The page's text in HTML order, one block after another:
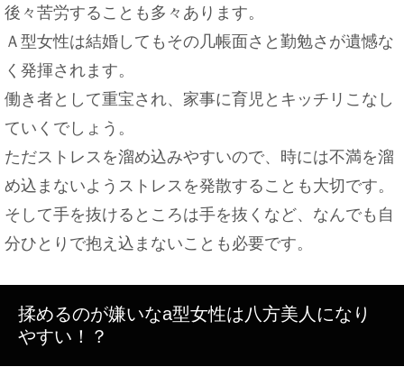
後々苦労することも多々あります。
Ａ型女性は結婚してもその几帳面さと勤勉さが遺憾な
く発揮されます。
働き者として重宝され、家事に育児とキッチリこなし
ていくでしょう。
ただストレスを溜め込みやすいので、時には不満を溜
め込まないようストレスを発散することも大切です。
そして手を抜けるところは手を抜くなど、なんでも自
分ひとりで抱え込まないことも必要です。
揉めるのが嫌いなa型女性は八方美人になり
やすい！？